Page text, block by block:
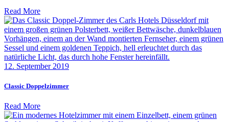
Read More
12. September 2019
Classic Doppelzimmer
Read More